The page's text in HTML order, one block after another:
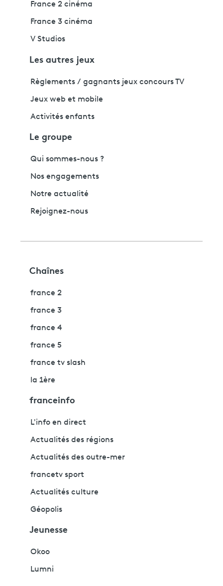
France 2 cinéma
France 3 cinéma
V Studios
Les autres jeux
Règlements / gagnants jeux concours TV
Jeux web et mobile
Activités enfants
Le groupe
Qui sommes-nous ?
Nos engagements
Notre actualité
Rejoignez-nous
Chaînes
france 2
france 3
france 4
france 5
france tv slash
la 1ère
franceinfo
L'info en direct
Actualités des régions
Actualités des outre-mer
francetv sport
Actualités culture
Géopolis
Jeunesse
Okoo
Lumni